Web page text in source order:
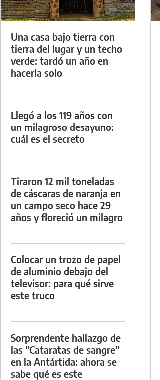
Una casa bajo tierra con
tierra del lugar y un techo
verde: tardó un año en
hacerla solo
Llegó a los 119 años con
un milagroso desayuno:
cuál es el secreto
Tiraron 12 mil toneladas
de cáscaras de naranja en
un campo seco hace 29
años y floreció un milagro
Colocar un trozo de papel
de aluminio debajo del
televisor: para qué sirve
este truco
Sorprendente hallazgo de
las "Cataratas de sangre"
en la Antártida: ahora se
sabe qué es este